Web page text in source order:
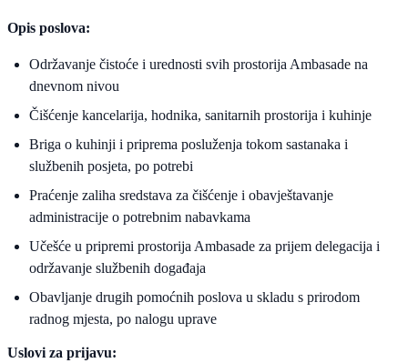
Opis poslova:
Održavanje čistoće i urednosti svih prostorija Ambasade na
dnevnom nivou
Čišćenje kancelarija, hodnika, sanitarnih prostorija i kuhinje
Briga o kuhinji i priprema posluženja tokom sastanaka i
službenih posjeta, po potrebi
Praćenje zaliha sredstava za čišćenje i obavještavanje
administracije o potrebnim nabavkama
Učešće u pripremi prostorija Ambasade za prijem delegacija i
održavanje službenih događaja
Obavljanje drugih pomoćnih poslova u skladu s prirodom
radnog mjesta, po nalogu uprave
Uslovi za prijavu: